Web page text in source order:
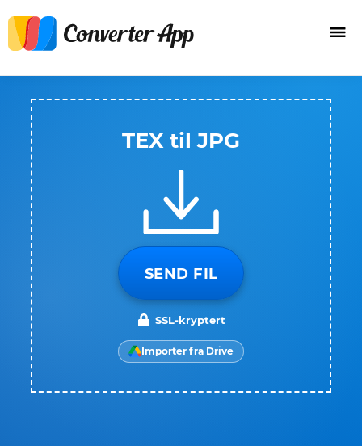
TEX til JPG
SEND FIL
SSL-kryptert
Importer fra Drive